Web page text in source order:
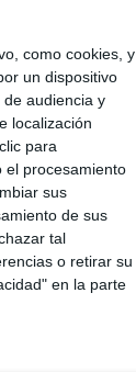
como cookies, y
un dispositivo
audiencia y
localización
para
el procesamiento
sus
de sus
tal
o retirar su
en la parte